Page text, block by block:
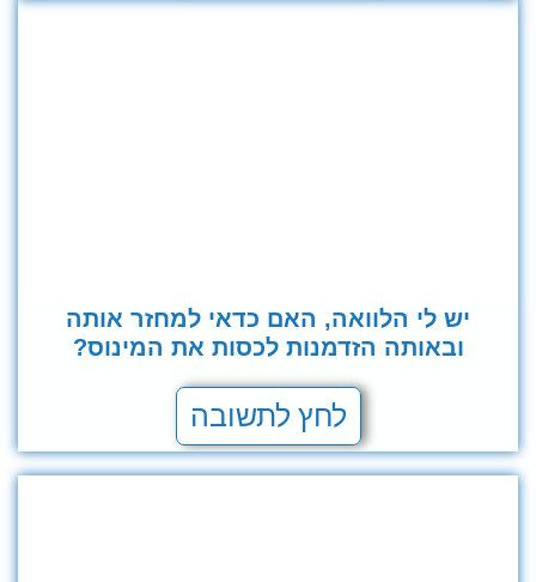
יש לי הלוואה, האם כדאי למחזר אותה
ובאותה הזדמנות לכסות את המינוס?
לחץ לתשובה